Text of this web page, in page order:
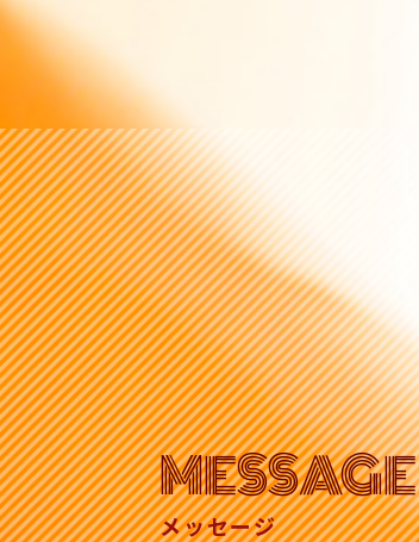
MESSAGE
メッセージ